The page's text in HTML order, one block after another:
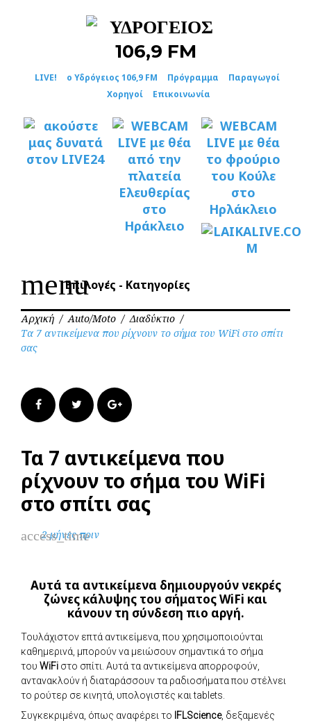
LIVE! ο Υδρόγειος 106,9 FM Πρόγραμμα
Παραγωγοί
Χορηγοί
Επικοινωνία
menuΕπιλογές - Κατηγορίες
Αρχική / Auto/Moto / Διαδύκτιο /
Τα 7 αντικείμενα που ρίχνουν το σήμα του WiFi στο σπίτι
σας
FacebookTwitter Google+
Τα 7 αντικείμενα που
ρίχνουν το σήμα του WiFi
στο σπίτι σας
access_time
2 μήνες πριν
Αυτά τα αντικείμενα δημιουργούν νεκρές
ζώνες κάλυψης του σήματοςWiFi και
κάνουν τη σύνδεση πιο αργή.
Τουλάχιστον επτά αντικείμενα, που χρησιμοποιούνται
καθημερινά, μπορούν να μειώσουν σημαντικά το σήμα
του WiFi στο σπίτι. Αυτά τα αντικείμενα απορροφούν,
αντανακλούν ή διαταράσσουν τα ραδιοσήματα που στέλνει
το ρούτερ σε κινητά, υπολογιστές και tablets.
Συγκεκριμένα, όπως αναφέρει το IFLScience, δεξαμενές